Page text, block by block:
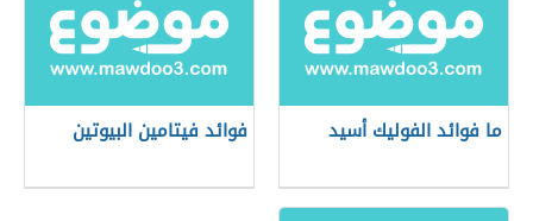
ما فوائد الفوليك أسيد فوائد فيتامين البيوتين